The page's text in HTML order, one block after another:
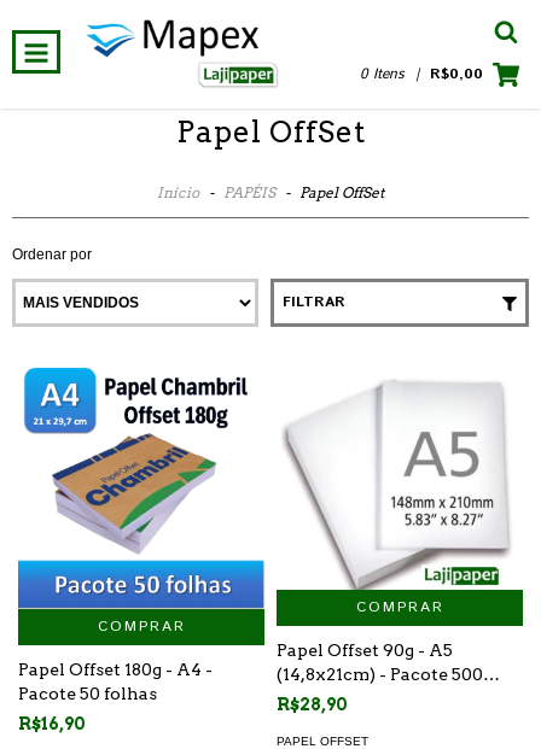
0 Itens | R$0,00
Papel OffSet
Início - PAPÉIS - Papel OffSet
Ordenar por
FILTRAR
COMPRAR
Papel Offset 180g - A4 -
Pacote 50 folhas
R$16,90
COMPRAR
Papel Offset 90g - A5
(14,8x21cm) - Pacote 500
folhas
R$28,90
PAPEL OFFSET